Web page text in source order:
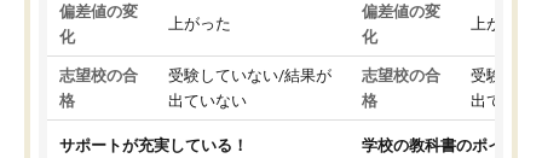
偏差値の変
化
上がった
志望校の合
格
受験していない/結果が
出ていない
サポートが充実している！
偏差値の変
化
上がった
志望校の合
格
受験して
出ていな
学校の教科書のポイント